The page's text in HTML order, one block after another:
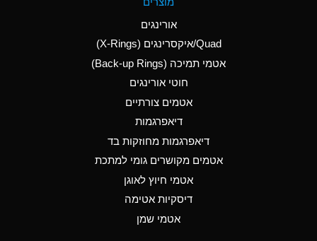
Aluminum Nitrate
(Aqueous)
Aluminum Phosphate
Ammonia Anhydrous
B
Ammonia Gas (cold)
A
Ammonia Gas (hot)
אורינגים
Quad/איקסרינגים (X-Rings)
אטמי תמיכה (Back-up Rings)
חוטי אורינגים
אטמים צורתיים
דיאפרגמות
דיאפרגמות מחוזקות בד
אטמים מקושרים גומי למתכת
אטמי חיוץ לאוגן
דיסקיות אטימה
אטמי שמן